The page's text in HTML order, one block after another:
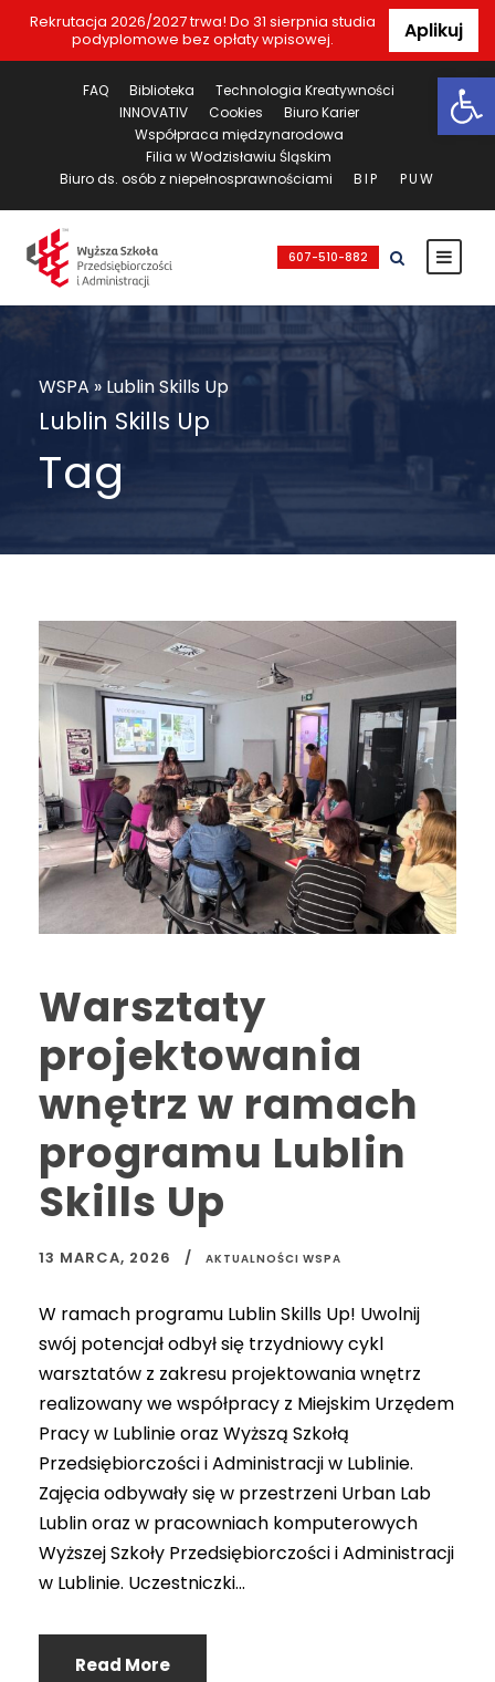
Rekrutacja 2026/2027 trwa! Do 31 sierpnia studia
podyplomowe bez opłaty wpisowej.
Aplikuj
FAQ Biblioteka
Technologia Kreatywności
INNOVATIV
Cookies
Biuro Karier
Współpraca międzynarodowa
Filia w Wodzisławiu Śląskim
Biuro ds. osób z niepełnosprawnościami
BIP PUW
607-510-882
WSPA » Lublin Skills Up
Lublin Skills Up
Tag
Warsztaty
projektowania
wnętrz w ramach
programu Lublin
Skills Up
13 MARCA, 2026 AKTUALNOŚCI WSPA
W ramach programu Lublin Skills Up! Uwolnij
swój potencjał odbył się trzydniowy cykl
warsztatów z zakresu projektowania wnętrz
realizowany we współpracy z Miejskim Urzędem
Pracy w Lublinie oraz Wyższą Szkołą
Przedsiębiorczości i Administracji w Lublinie.
Zajęcia odbywały się w przestrzeni Urban Lab
Lublin oraz w pracowniach komputerowych
Wyższej Szkoły Przedsiębiorczości i Administracji
w Lublinie. Uczestniczki...
Read More